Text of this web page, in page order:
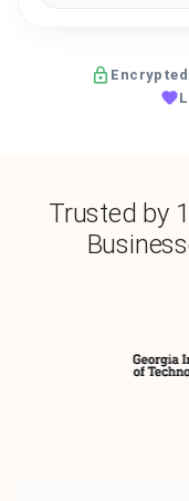
Encrypted
Trusted by